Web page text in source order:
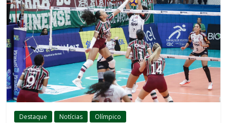
Destaque Notícias Olímpico